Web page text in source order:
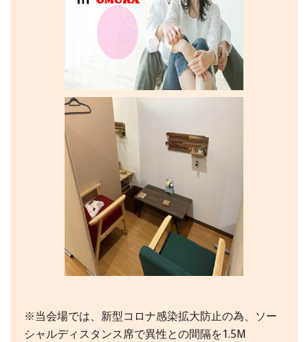
※当会場では、新型コロナ感染拡大防止の為、ソー
シャルディスタンス席で異性との間隔を1.5M